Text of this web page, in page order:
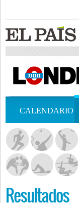
CALENDARIO
Resultados